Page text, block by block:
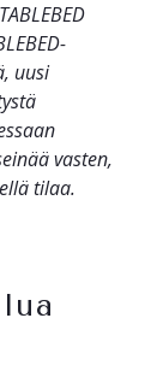
uusi
vasten,
tilaa.